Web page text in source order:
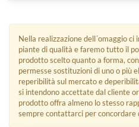
Nella realizzazione dell´omaggio
piante di qualità e faremo tutto il
prodotto scelto quanto a forma,
permesse sostituzioni di uno o più
reperibilità sul mercato e
si intendono accettate dal cliente
prodotto offra almeno lo stesso
sempre contattarci per concordare